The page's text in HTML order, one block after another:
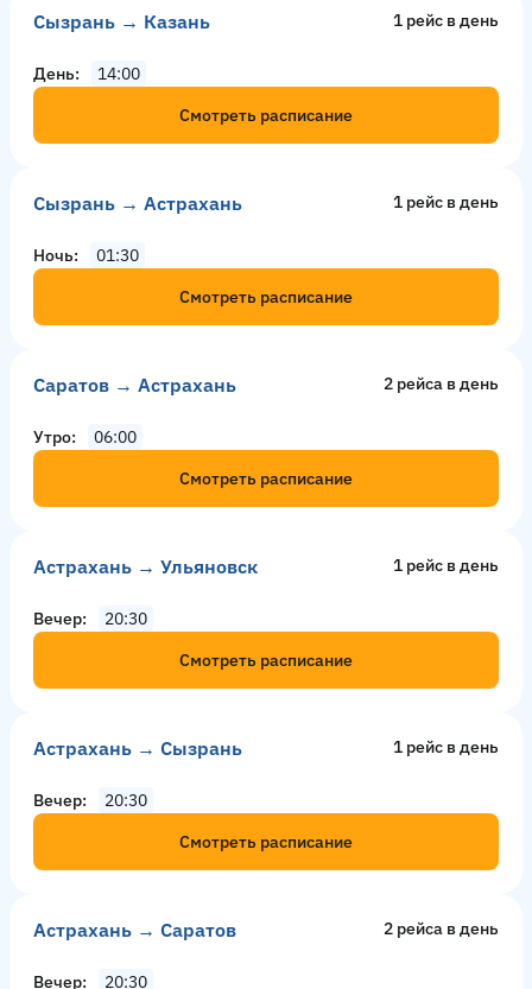
Сызрань → Казань 1 рейс в день
День
14:00
Смотреть расписание
Сызрань → Астрахань 1 рейс в день
Ночь
01:30
Смотреть расписание
Саратов → Астрахань 2 рейсa в день
Утро
06:00
Смотреть расписание
Астрахань → Ульяновск 1 рейс в день
Вечер
20:30
Смотреть расписание
Астрахань → Сызрань 1 рейс в день
Вечер
20:30
Смотреть расписание
Астрахань → Саратов 2 рейсa в день
Вечер
20:30